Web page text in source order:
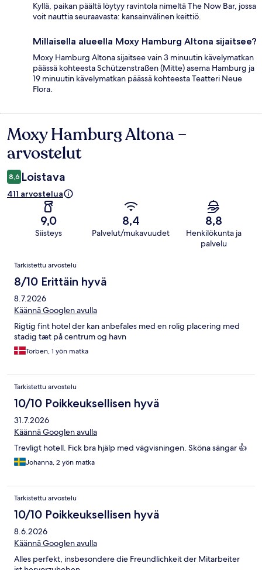
Kyllä, paikan päältä löytyy ravintola nimeltä The Now Bar, jossa
voit nauttia seuraavasta: kansainvälinen keittiö.
Millaisella alueella Moxy Hamburg Altona sijaitsee?
Moxy Hamburg Altona sijaitsee vain 3 minuutin kävelymatkan
päässä kohteesta Schützenstraßen (Mitte) asema Hamburg ja
19 minuutin kävelymatkan päässä kohteesta Teatteri Neue
Flora.
Arvostelut
Moxy Hamburg Altona –
arvostelut
8,6 Loistava
411 arvostelua
9,0
Siisteys
8,4
Palvelut/mukavuudet
8,8
Henkilökunta ja
palvelu
Arvostelut
Tarkistettu arvostelu
8/10 Erittäin hyvä
8.7.2026
Käännä Googlen avulla
Rigtig fint hotel der kan anbefales med en rolig placering med
stadig tæt på centrum og havn
Torben, 1 yön matka
Tarkistettu arvostelu
10/10 Poikkeuksellisen hyvä
31.7.2026
Käännä Googlen avulla
Trevligt hotell. Fick bra hjälp med vägvisningen. Sköna sängar 👍
Johanna, 2 yön matka
Tarkistettu arvostelu
10/10 Poikkeuksellisen hyvä
8.6.2026
Käännä Googlen avulla
Alles perfekt, insbesondere die Freundlichkeit der Mitarbeiter